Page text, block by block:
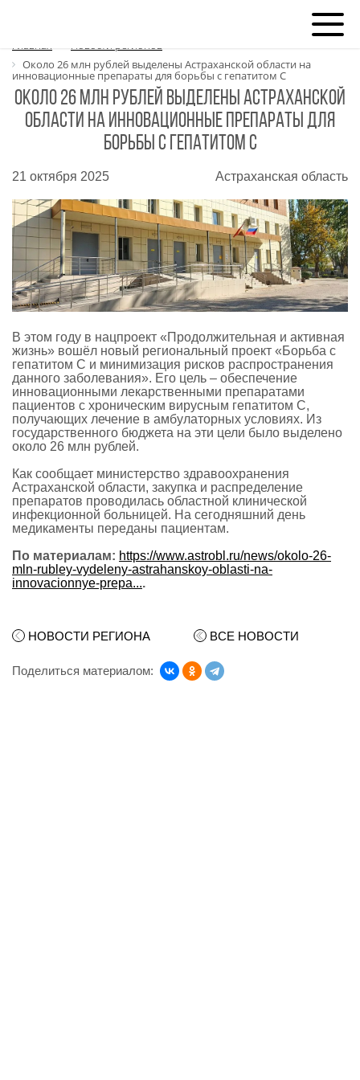
Главная
Новости регионов
Около 26 млн рублей выделены Астраханской области на
инновационные препараты для борьбы с гепатитом С
Около 26 млн рублей выделены Астраханской
области на инновационные препараты для
борьбы с гепатитом С
21 октября 2025 Астраханская область
В этом году в нацпроект «Продолжительная и активная
жизнь» вошёл новый региональный проект «Борьба с
гепатитом С и минимизация рисков распространения
данного заболевания». Его цель – обеспечение
инновационными лекарственными препаратами
пациентов с хроническим вирусным гепатитом С,
получающих лечение в амбулаторных условиях. Из
государственного бюджета на эти цели было выделено
около 26 млн рублей.
Как сообщает министерство здравоохранения
Астраханской области, закупка и распределение
препаратов проводилась областной клинической
инфекционной больницей. На сегодняшний день
медикаменты переданы пациентам.
По материалам: https://www.astrobl.ru/news/okolo-26-
mln-rubley-vydeleny-astrahanskoy-oblasti-na-
innovacionnye-prepa....
НОВОСТИ РЕГИОНА ВСЕ НОВОСТИ
Поделиться материалом: